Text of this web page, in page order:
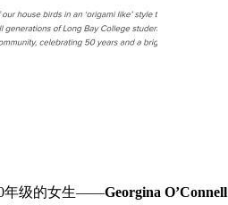
年级的女生——Georgina O’Connell